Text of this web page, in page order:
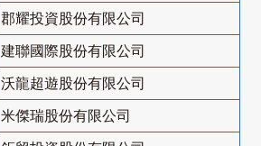
郡耀投資股份有限公司
建聯國際股份有限公司
沃龍超遊股份有限公司
米傑瑞股份有限公司